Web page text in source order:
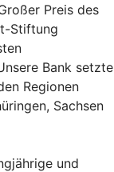
Preis des
Stiftung
Bank setzte
Regionen
Sachsen
und